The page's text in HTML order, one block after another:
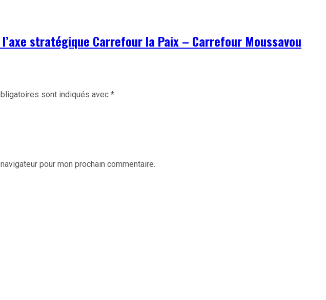
l’axe stratégique Carrefour la Paix – Carrefour Moussavou
sont indiqués avec *
pour mon prochain commentaire.